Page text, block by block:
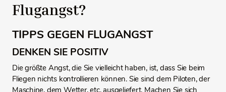
Flugangst?
TIPPS GEGEN FLUGANGST
DENKEN SIE POSITIV
Die größte Angst, die Sie vielleicht haben, ist, dass Sie beim
Fliegen nichts kontrollieren können. Sie sind dem Piloten, der
Maschine, dem Wetter, etc. ausgeliefert. Machen Sie sich